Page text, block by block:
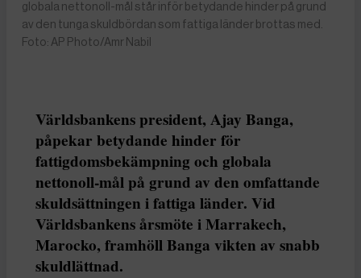
globala nettonoll-mål står inför betydande hinder på grund
av den tunga skuldbördan som fattiga länder brottas med.
Foto: AP Photo/Amr Nabil
Världsbankens president, Ajay Banga,
påpekar betydande hinder för
fattigdomsbekämpning och globala
nettonoll-mål på grund av den omfattande
skuldsättningen i fattiga länder. Vid
Världsbankens årsmöte i Marrakech,
Marocko, framhöll Banga vikten av snabb
skuldlättnad.